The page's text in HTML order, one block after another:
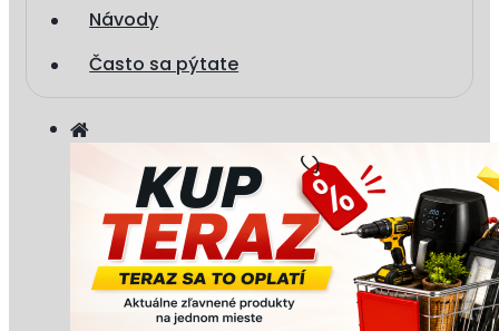
Návody
Často sa pýtate